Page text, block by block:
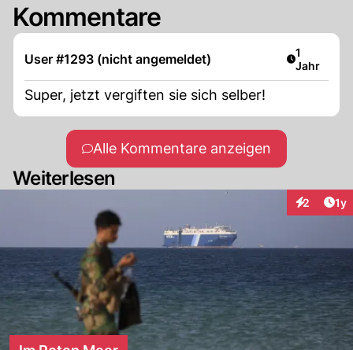
Kommentare
User #1293 (nicht angemeldet) Artikel
1
Jahr
Super, jetzt vergiften sie sich selber!
Alle Kommentare anzeigen
Weiterlesen
2 1y